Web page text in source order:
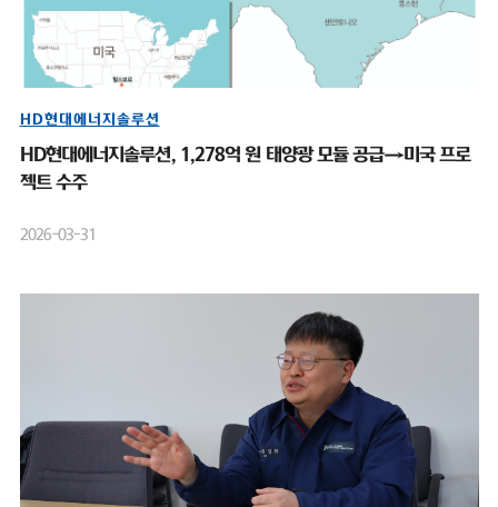
HD현대에너지솔루션
HD현대에너지솔루션, 1,278억 원 태양광 모듈 공급→미국 프로
젝트 수주
2026-03-31